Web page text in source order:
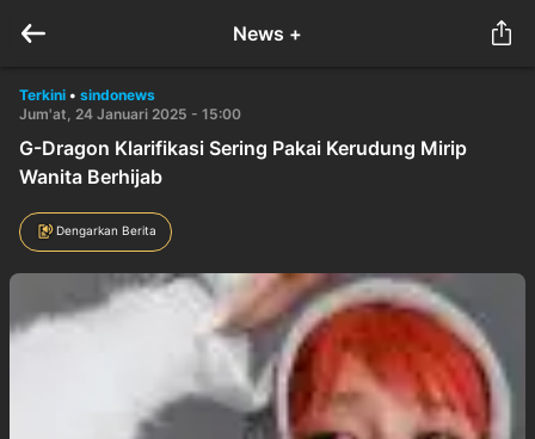
News +
Terkini • sindonews
Jum'at, 24 Januari 2025 - 15:00
G-Dragon Klarifikasi Sering Pakai Kerudung Mirip
Wanita Berhijab
Dengarkan Berita